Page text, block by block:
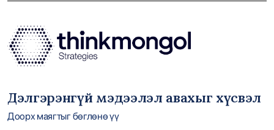
Дэлгэрэнгүй мэдээлэл авахыг хүсвэл
Доорх маягтыг бөглөнө үү